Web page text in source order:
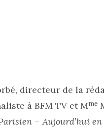
directeur de la
à BFM TV et Mme
– Aujourd’hui